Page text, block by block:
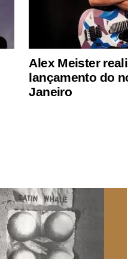
Alex Meister
lançamento do
Janeiro